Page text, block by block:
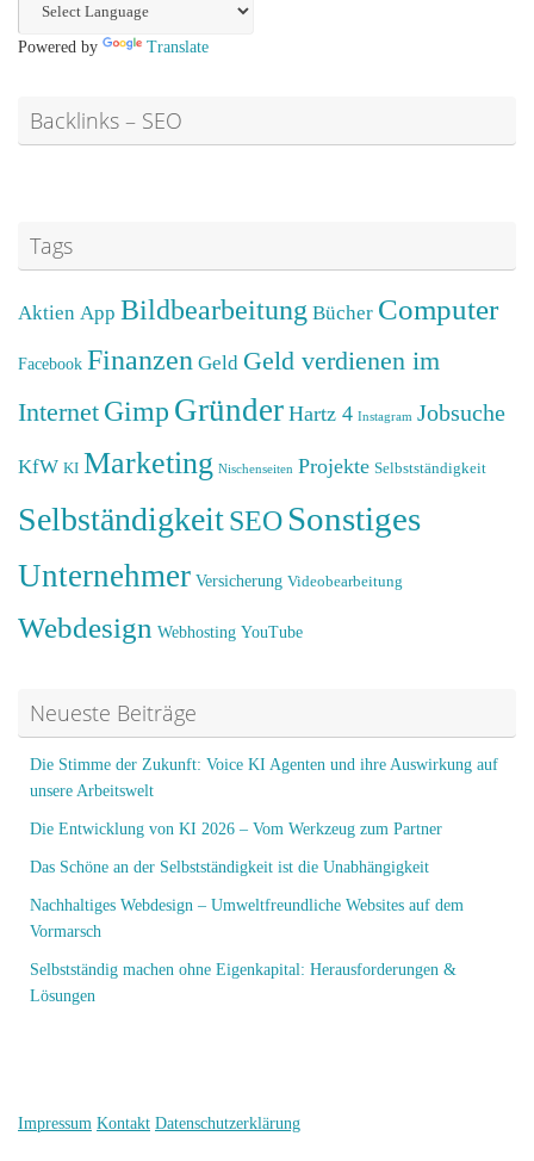
Powered by Translate
Backlinks – SEO
Tags
Aktien App Bildbearbeitung Bücher Computer
Facebook Finanzen Geld Geld verdienen im
Internet Gimp Gründer Hartz 4 Instagram Jobsuche
KfW KI Marketing Nischenseiten Projekte Selbstständigkeit
SelbständigkeitSEO Sonstiges
Unternehmer Versicherung Videobearbeitung
Webdesign Webhosting YouTube
Neueste Beiträge
Die Stimme der Zukunft: Voice KI Agenten und ihre Auswirkung auf
unsere Arbeitswelt
Die Entwicklung von KI 2026 – Vom Werkzeug zum Partner
Das Schöne an der Selbstständigkeit ist die Unabhängigkeit
Nachhaltiges Webdesign – Umweltfreundliche Websites auf dem
Vormarsch
Selbstständig machen ohne Eigenkapital: Herausforderungen &
Lösungen
Impressum Kontakt Datenschutzerklärung